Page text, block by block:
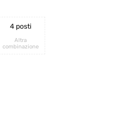
4 posti
Altra
combinazione